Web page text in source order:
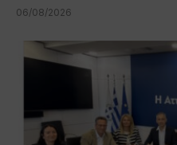
06/08/2026